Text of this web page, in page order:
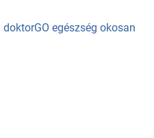
doktorGO egészség okosan